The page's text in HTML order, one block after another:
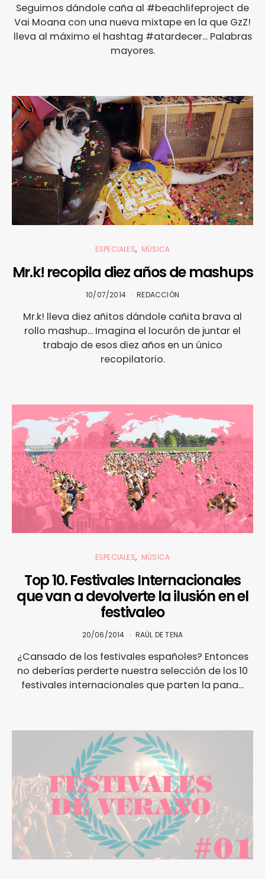
Seguimos dándole caña al #beachlifeproject de
Vai Moana con una nueva mixtape en la que GzZ!
lleva al máximo el hashtag #atardecer... Palabras
mayores.
ESPECIALES MÚSICA
Mr.k! recopila diez años de mashups
10/07/2014 REDACCIÓN
Mr.k! lleva diez añitos dándole cañita brava al
rollo mashup... Imagina el locurón de juntar el
trabajo de esos diez años en un único
recopilatorio.
ESPECIALES MÚSICA
Top 10. Festivales Internacionales
que van a devolverte la ilusión en el
festivaleo
20/06/2014 RAÜL DE TENA
¿Cansado de los festivales españoles? Entonces
no deberías perderte nuestra selección de los 10
festivales internacionales que parten la pana...